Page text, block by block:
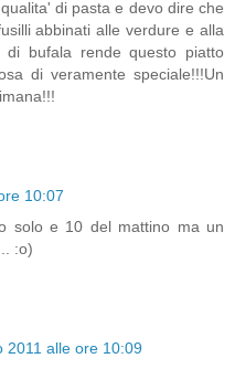
di pasta e devo dire che
abbinati alle verdure e alla
di bufala rende questo piatto
di veramente speciale!!!Un
10:07
solo e 10 del mattino ma un
:o)
2011 alle ore 10:09